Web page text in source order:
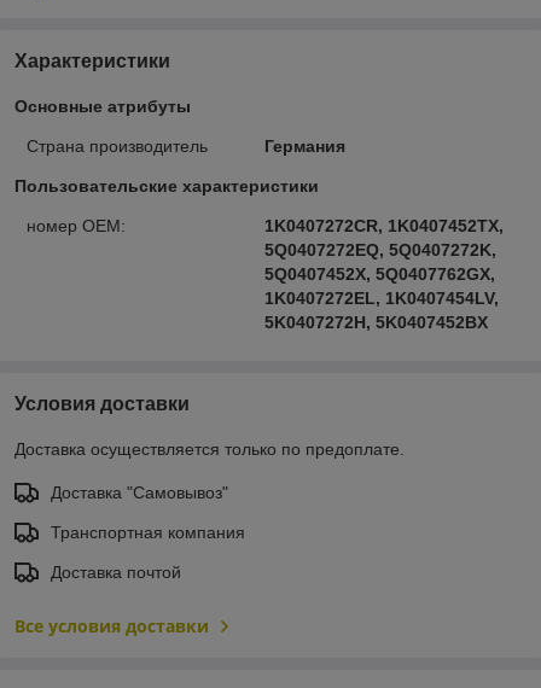
Характеристики
Основные атрибуты
Страна производитель Германия
Пользовательские характеристики
номер OEM:
1K0407272CR, 1K0407452TX,
5Q0407272EQ, 5Q0407272K,
5Q0407452X, 5Q0407762GX,
1K0407272EL, 1K0407454LV,
5K0407272H, 5K0407452BX
Условия доставки
Доставка осуществляется только по предоплате.
Доставка "Самовывоз"
Транспортная компания
Доставка почтой
Все условия доставки